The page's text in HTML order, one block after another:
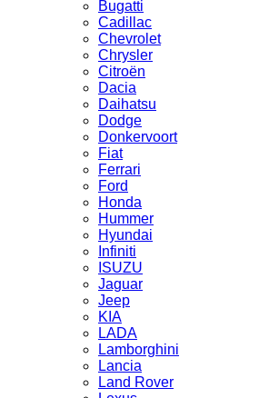
Bugatti
Cadillac
Chevrolet
Chrysler
Citroën
Dacia
Daihatsu
Dodge
Donkervoort
Fiat
Ferrari
Ford
Honda
Hummer
Hyundai
Infiniti
ISUZU
Jaguar
Jeep
KIA
LADA
Lamborghini
Lancia
Land Rover